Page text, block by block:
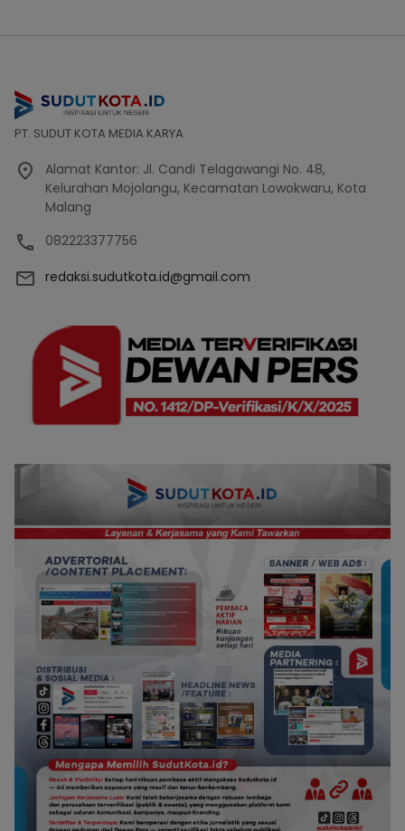
PT. SUDUT KOTA MEDIA KARYA
Alamat Kantor: Jl. Candi Telagawangi No. 48,
Kelurahan Mojolangu, Kecamatan Lowokwaru, Kota
Malang
082223377756
redaksi.sudutkota.id@gmail.com